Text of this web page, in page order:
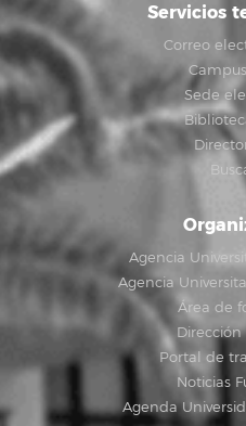
Servicios
Correo
Sede
Agencia
Agencia
Área de
Dirección
Portal de
Noticias
Agenda